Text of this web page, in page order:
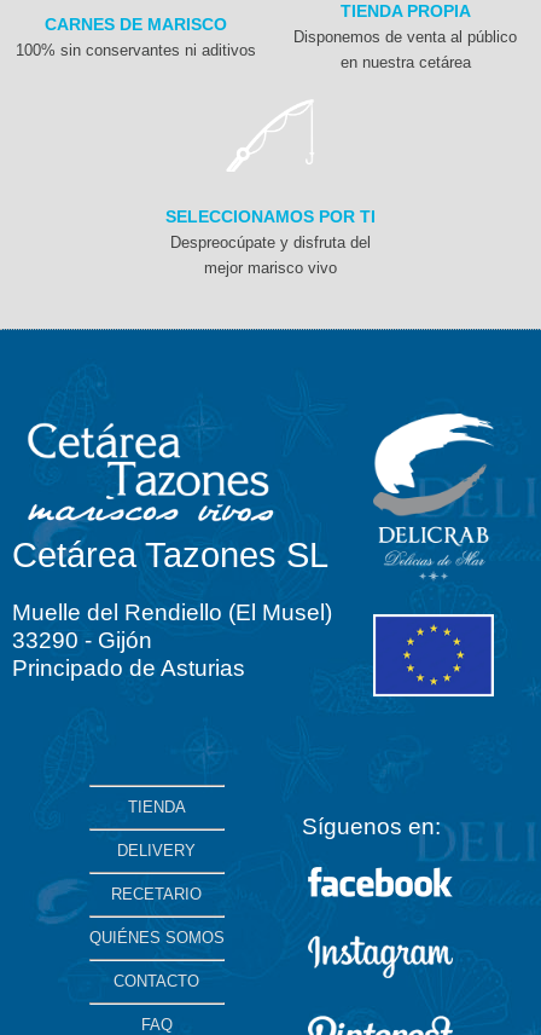
CARNES DE MARISCO
100% sin conservantes ni aditivos
TIENDA PROPIA
Disponemos de venta al público
en nuestra cetárea
SELECCIONAMOS POR TI
Despreocúpate y disfruta del
mejor marisco vivo
Cetárea Tazones SL
Muelle del Rendiello (El Musel)
33290 - Gijón
Principado de Asturias
TIENDA
DELIVERY
RECETARIO
QUIÉNES SOMOS
CONTACTO
FAQ
Síguenos en: